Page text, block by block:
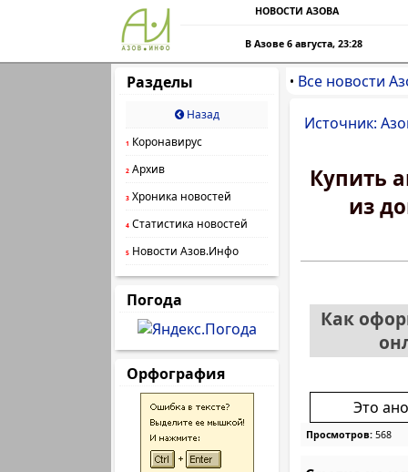
НОВОСТИ АЗОВА
В Азове 6 августа, 23:28
Разделы
Назад
1 Коронавирус
2 Архив
3 Хроника новостей
4 Статистика новостей
5 Новости Азов.Инфо
Погода
Орфография
• Все новости
Источник:
Купить
из
Как
Это
Просмотров: 568